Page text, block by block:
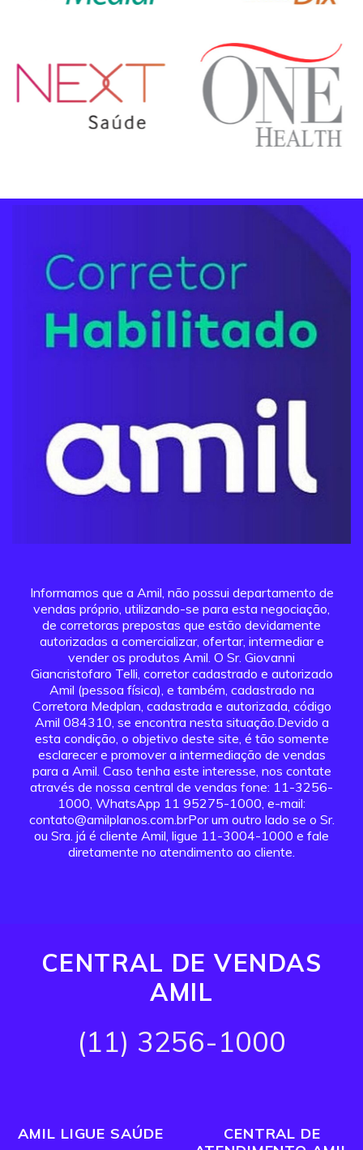
Informamos que a Amil, não possui departamento de
vendas próprio, utilizando-se para esta negociação,
de corretoras prepostas que estão devidamente
autorizadas a comercializar, ofertar, intermediar e
vender os produtos Amil. O Sr. Giovanni
Giancristofaro Telli, corretor cadastrado e autorizado
Amil (pessoa física), e também, cadastrado na
Corretora Medplan, cadastrada e autorizada, código
Amil 084310, se encontra nesta situação.Devido a
esta condição, o objetivo deste site, é tão somente
esclarecer e promover a intermediação de vendas
para a Amil. Caso tenha este interesse, nos contate
através de nossa central de vendas fone: 11-3256-
1000, WhatsApp 11 95275-1000, e-mail:
contato@amilplanos.com.brPor um outro lado se o Sr.
ou Sra. já é cliente Amil, ligue 11-3004-1000 e fale
diretamente no atendimento ao cliente.
CENTRAL DE VENDAS
AMIL
(11) 3256-1000
AMIL LIGUE SAÚDE
CENTRAL DE